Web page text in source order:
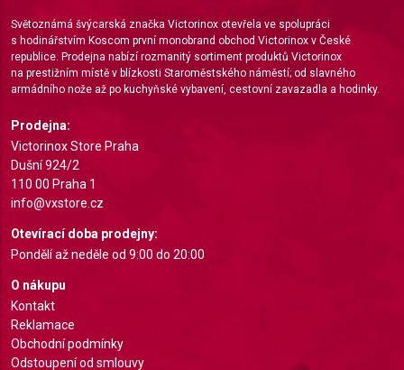
Světoznámá švýcarská značka Victorinox otevřela ve spolupráci
s hodinářstvím Koscom první monobrand obchod Victorinox v České
republice. Prodejna nabízí rozmanitý sortiment produktů Victorinox
na prestižním místě v blízkosti Staroměstského náměstí; od slavného
armádního nože až po kuchyňské vybavení, cestovní zavazadla a hodinky.
Prodejna:
Victorinox Store Praha
Dušní 924/2
110 00 Praha 1
info@vxstore.cz
Otevírací doba prodejny:
Pondělí až neděle od 9:00 do 20:00
O nákupu
Kontakt
Reklamace
Obchodní podmínky
Odstoupení od smlouvy
Create profiles for personalised advertising
Use profiles to select personalised
advertising
Use profiles to select personalised content
Measure advertising performance
Understand audiences through statistics or
Develop and improve services
Use limited data to select content